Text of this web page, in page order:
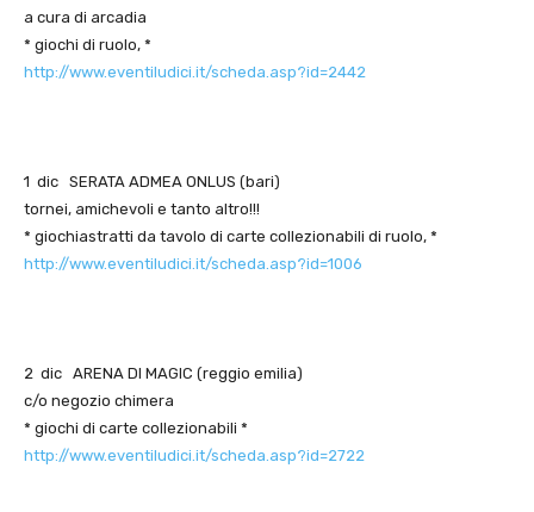
a cura di arcadia
* giochi di ruolo, *
http://www.eventiludici.it/scheda.asp?id=2442
1 dic SERATA ADMEA ONLUS (bari)
tornei, amichevoli e tanto altro!!!
* giochiastratti da tavolo di carte collezionabili di ruolo, *
http://www.eventiludici.it/scheda.asp?id=1006
2 dic ARENA DI MAGIC (reggio emilia)
c/o negozio chimera
* giochi di carte collezionabili *
http://www.eventiludici.it/scheda.asp?id=2722